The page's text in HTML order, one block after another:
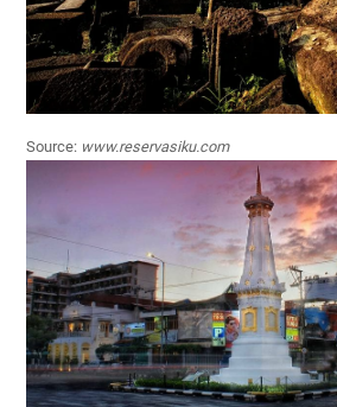
Source: www.reservasiku.com